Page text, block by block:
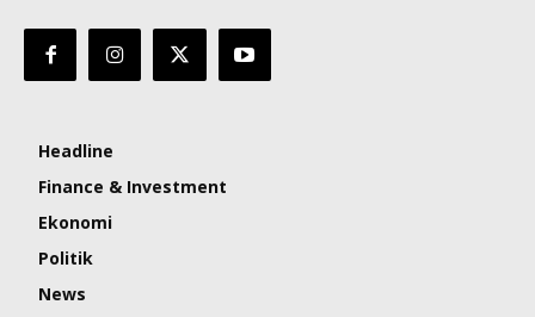
Headline
Finance & Investment
Ekonomi
Politik
News